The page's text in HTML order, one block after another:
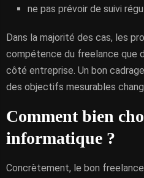
ne pas prévoir de suivi
Dans la majorité des cas, les
compétence du freelance que
côté entreprise. Un bon
des objectifs mesurables
Comment bien
informatique ?
Concrètement, le bon